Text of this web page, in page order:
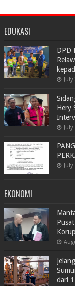
EDUKASI
DPD
July
Hery
July
July
EKONOMI
dari